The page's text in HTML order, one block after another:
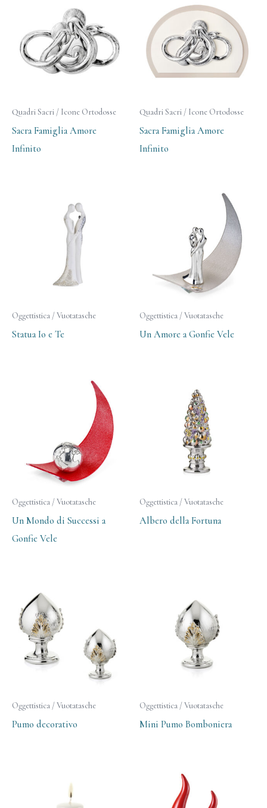
Quadri Sacri / Icone Ortodosse
Sacra Famiglia Amore
Infinito
Quadri Sacri / Icone Ortodosse
Sacra Famiglia Amore
Infinito
Oggettistica / Vuotatasche
Statua Io e Te
Oggettistica / Vuotatasche
Un Amore a Gonfie Vele
Oggettistica / Vuotatasche
Un Mondo di Successi a
Gonfie Vele
Oggettistica / Vuotatasche
Albero della Fortuna
Oggettistica / Vuotatasche
Pumo decorativo
Oggettistica / Vuotatasche
Mini Pumo Bomboniera